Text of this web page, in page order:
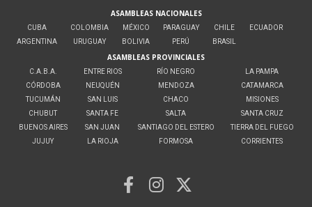
ASAMBLEAS NACIONALES
CUBA
ARGENTINA
COLOMBIA
URUGUAY
MÉXICO
BOLIVIA
PARAGUAY
PERÚ
CHILE
BRASIL
ECUADOR
ASAMBLEAS PROVINCIALES
C.A.B.A.
CÓRDOBA
TUCUMÁN
CHUBUT
BUENOS AIRES
JUJUY
ENTRE RIOS
NEUQUÉN
SAN LUIS
SANTA FE
SAN JUAN
LA RIOJA
RÍO NEGRO
MENDOZA
CHACO
SALTA
SANTIAGO DEL ESTERO
FORMOSA
LA PAMPA
CATAMARCA
MISIONES
SANTA CRUZ
TIERRA DEL FUEGO
CORRIENTES